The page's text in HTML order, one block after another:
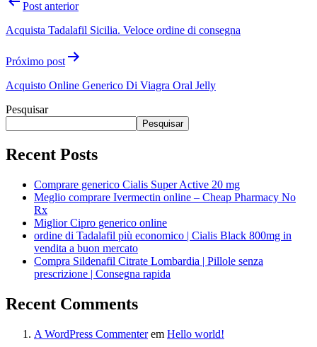
Post anterior
Acquista Tadalafil Sicilia. Veloce ordine di consegna
Próximo post
Acquisto Online Generico Di Viagra Oral Jelly
Pesquisar
Pesquisar
Recent Posts
Comprare generico Cialis Super Active 20 mg
Meglio comprare Ivermectin online – Cheap Pharmacy No
Rx
Miglior Cipro generico online
ordine di Tadalafil più economico | Cialis Black 800mg in
vendita a buon mercato
Compra Sildenafil Citrate Lombardia | Pillole senza
prescrizione | Consegna rapida
Recent Comments
A WordPress Commenterem Hello world!